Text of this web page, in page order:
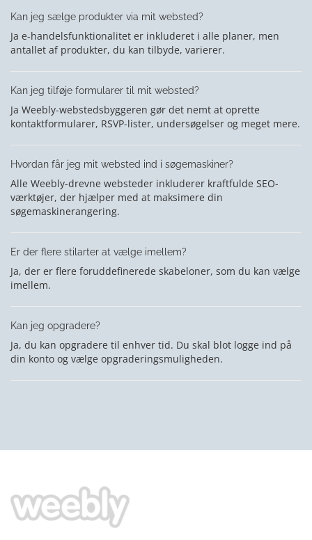
Kan jeg sælge produkter via mit websted?
Ja e-handelsfunktionalitet er inkluderet i alle planer, men
antallet af produkter, du kan tilbyde, varierer.
Kan jeg tilføje formularer til mit websted?
Ja Weebly-webstedsbyggeren gør det nemt at oprette
kontaktformularer, RSVP-lister, undersøgelser og meget mere.
Hvordan får jeg mit websted ind i søgemaskiner?
Alle Weebly-drevne websteder inkluderer kraftfulde SEO-
værktøjer, der hjælper med at maksimere din
søgemaskinerangering.
Er der flere stilarter at vælge imellem?
Ja, der er flere foruddefinerede skabeloner, som du kan vælge
imellem.
Kan jeg opgradere?
Ja, du kan opgradere til enhver tid. Du skal blot logge ind på
din konto og vælge opgraderingsmuligheden.